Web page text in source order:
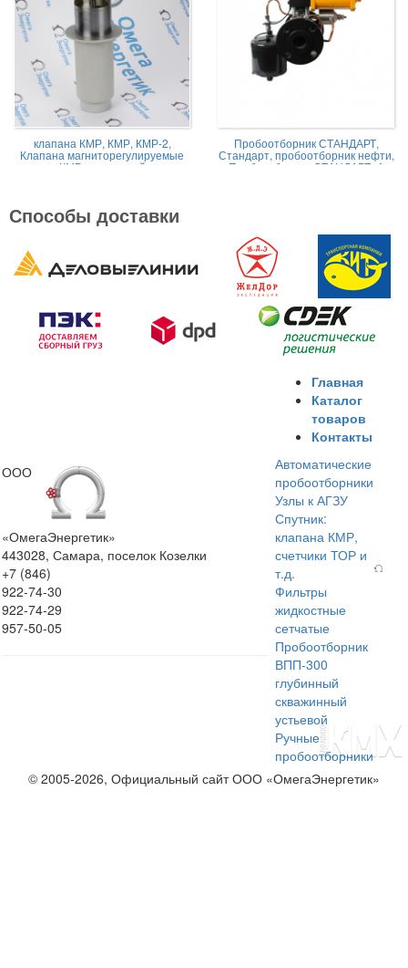
клапана КМР, КМР, КМР-2,
Клапана магниторегулируемые
КМР жидкостной
Пробоотборник СТАНДАРТ,
Стандарт, пробоотборник нефти,
Пробоотборник СТАНДАРТ -А
Способы доставки
ООО
«ОмегаЭнергетик»
443028, Самара, поселок Козелки
+7 (846)
922-74-30
922-74-29
957-50-05
Главная
Каталог
товаров
Контакты
Автоматические
пробоотборники
Узлы к АГЗУ
Спутник:
клапана КМР,
счетчики ТОР и
т.д.
Фильтры
жидкостные
сетчатые
Пробоотборник
ВПП-300
глубинный
скважинный
устьевой
Ручные
пробоотборники
© 2005-2026, Официальный сайт ООО «ОмегаЭнергетик»